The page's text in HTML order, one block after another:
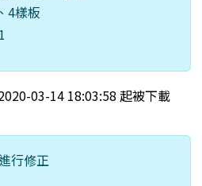
4樣板
03-14 18:03:58 起被下載
行修正